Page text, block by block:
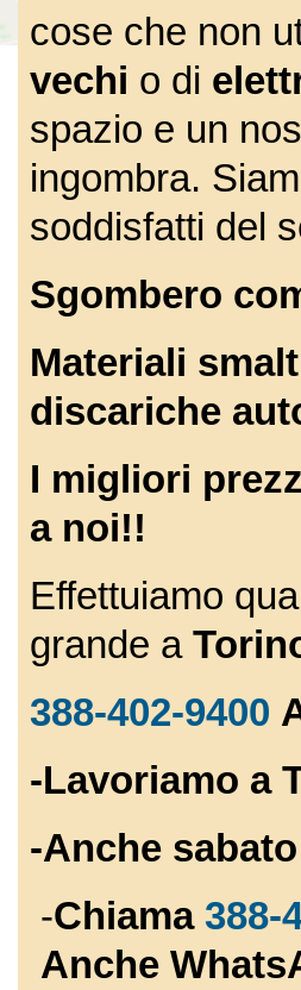
cose che non
vechi o di
spazio e un
ingombra.
soddisfatti del
Sgombero
Materiali
discariche
I migliori
a noi!!
Effettuiamo
grande a
388-402-9400
-Lavoriamo a
-Anche
-Chiama 388-
Anche